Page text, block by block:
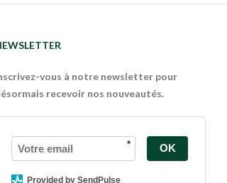
vous à notre newsletter pour
recevoir nos nouveautés.
* OK
Provided by SendPulse